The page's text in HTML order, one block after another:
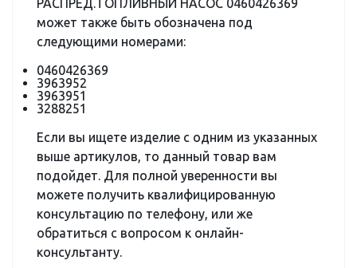
РАСПРЕД.ТОПЛИВНЫЙ НАСОС 0460426369
может также быть обозначена под
следующими номерами:
0460426369
3963952
3963951
3288251
Если вы ищете изделие с одним из указанных
выше артикулов, то данный товар вам
подойдет. Для полной уверенности вы
можете получить квалифицированную
консультацию по телефону, или же
обратиться с вопросом к онлайн-
консультанту.